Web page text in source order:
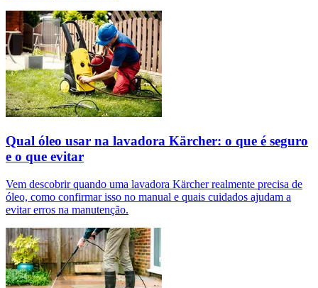
Qual óleo usar na lavadora Kärcher: o que é seguro
e o que evitar
Vem descobrir quando uma lavadora Kärcher realmente precisa de
óleo, como confirmar isso no manual e quais cuidados ajudam a
evitar erros na manutenção.